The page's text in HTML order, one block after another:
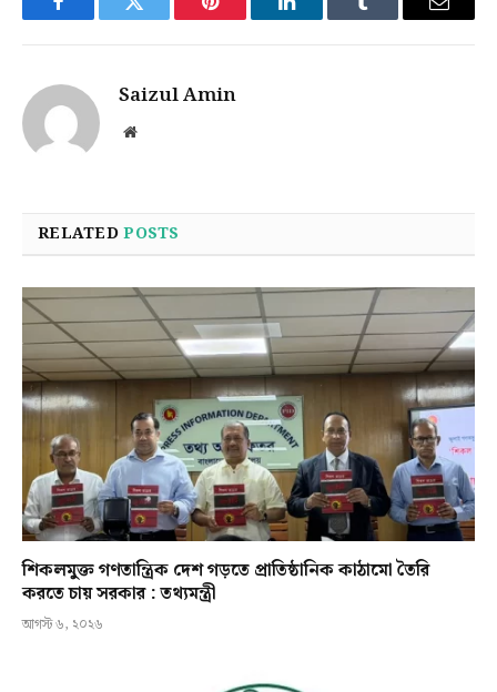
FacebookTwitter Pinterest LinkedInTumblr Email
Saizul Amin
Website
RELATEDPOSTS
শিকলমুক্ত গণতান্ত্রিক দেশ গড়তে প্রাতিষ্ঠানিক কাঠামো তৈরি
করতে চায় সরকার : তথ্যমন্ত্রী
আগস্ট ৬, ২০২৬